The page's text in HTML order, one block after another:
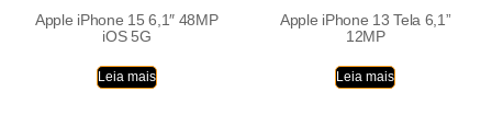
Apple iPhone 15 6,1″ 48MP
iOS 5G
Leia mais
Apple iPhone 13 Tela 6,1”
12MP
Leia mais